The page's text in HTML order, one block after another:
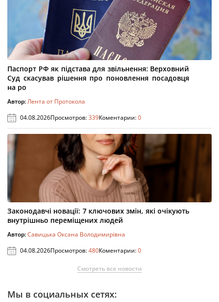
Паспорт РФ як підстава для звільнення: Верховний
Суд скасував рішення про поновлення посадовця
на ро
Автор:Лента от Протокола
04.08.2026Просмотров:339Коментарии:0
Законодавчі новації: 7 ключових змін, які очікують
внутрішньо переміщених людей
Автор:Савицька Оксана Володимирівна
04.08.2026Просмотров:480Коментарии:0
Смотреть все новости
Мы в социальных сетях: